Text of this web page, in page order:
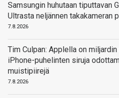
Samsungin huhutaan tiputtavan
Ultrasta neljännen takakameran
7.8.2026
Tim Culpan: Applella on
iPhone-puhelinten siruja
muistipiirejä
7.8.2026